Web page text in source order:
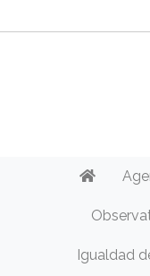
Igualdad